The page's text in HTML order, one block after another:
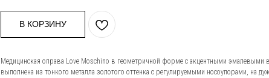
В КОРЗИНУ
Медицинская оправа Love Moschino в геометричной форме с акцентными эмалевыми
выполнена из тонкого металла золотого оттенка с регулируемыми носоупорами, на